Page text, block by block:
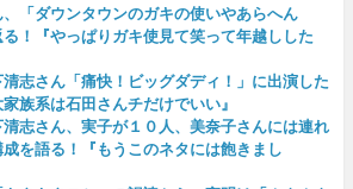
「ダウンタウンのガキの使いやあらへん
！『やっぱりガキ使見て笑って年越しした
志さん「痛快！ビッグダディ！」に出演した
族系は石田さんチだけでいい』
志さん、実子が１０人、美奈子さんには連れ
を語る！『もうこのネタには飽きまし